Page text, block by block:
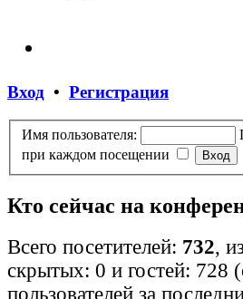
Вход • Регистрация
Имя пользователя:
при каждом посещении
Кто сейчас на
Всего посетителей: 732,
скрытых: 0 и гостей: 728
пользователей за